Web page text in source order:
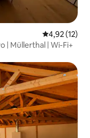
4,92 de uma
4,92 (12)
| Müllerthal | Wi-Fi+